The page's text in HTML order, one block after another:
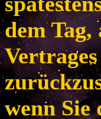
dem
wenn Sie